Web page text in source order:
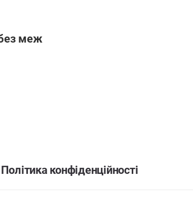
меж
Політика конфіденційності